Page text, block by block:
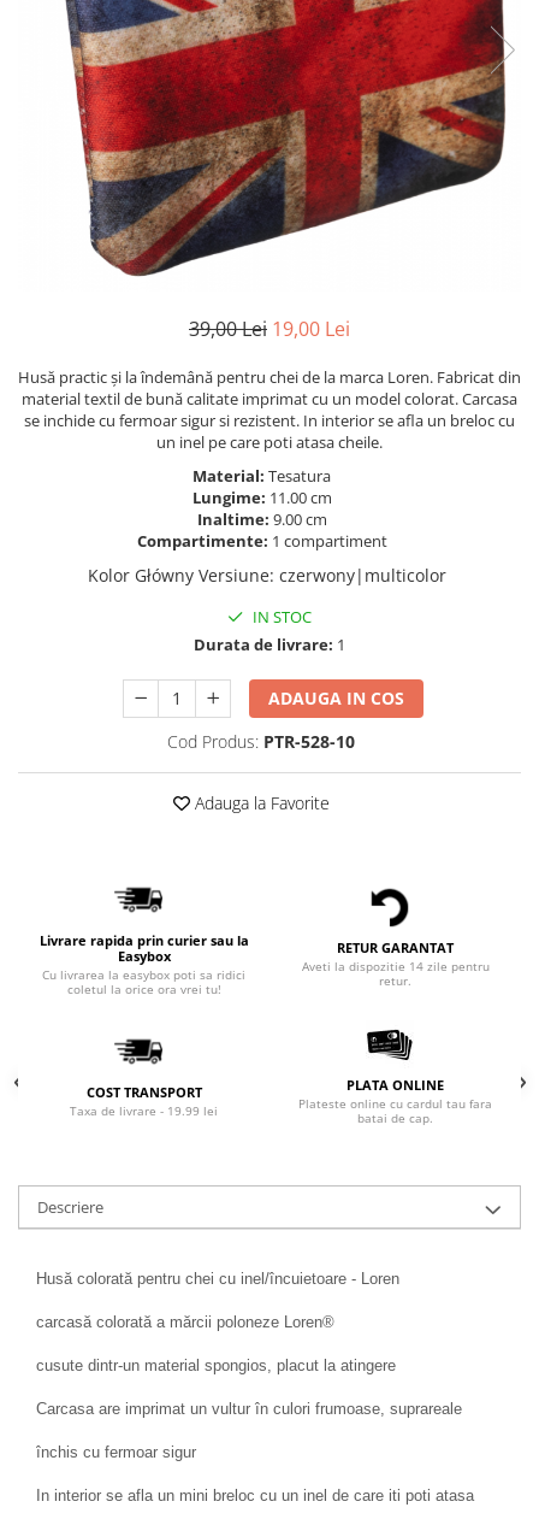
39,00 Lei 19,00 Lei
Husă practic și la îndemână pentru chei de la marca Loren. Fabricat din
material textil de bună calitate imprimat cu un model colorat. Carcasa
se inchide cu fermoar sigur si rezistent. In interior se afla un breloc cu
un inel pe care poti atasa cheile.
Material: Tesatura
Lungime: 11.00 cm
Inaltime: 9.00 cm
Compartimente: 1 compartiment
Kolor Główny Versiune: czerwony|multicolor
IN STOC
Durata de livrare: 1
ADAUGA IN COS
Cod Produs: PTR-528-10
Adauga la Favorite
Livrare rapida prin curier sau la
Easybox
Cu livrarea la easybox poti sa ridici
coletul la orice ora vrei tu!
RETUR GARANTAT
Aveti la dispozitie 14 zile pentru
retur.
COST TRANSPORT
Taxa de livrare - 19.99 lei
PLATA ONLINE
Plateste online cu cardul tau fara
batai de cap.
Descriere
Husă colorată pentru chei cu inel/încuietoare - Loren
carcasă colorată a mărcii poloneze Loren®
cusute dintr-un material spongios, placut la atingere
Carcasa are imprimat un vultur în culori frumoase, suprareale
închis cu fermoar sigur
In interior se afla un mini breloc cu un inel de care iti poti atasa